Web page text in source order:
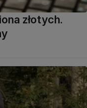
złotych.